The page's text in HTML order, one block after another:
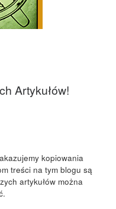
Artykułów!
kopiowania
treści na tym blogu są
artykułów można